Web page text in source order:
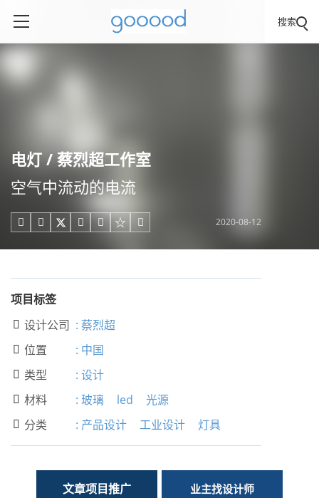
搜索
电灯 / 蔡烈超工作室
空气中流动的电流
     2020-08-12
项目标签
 设计公司 : 蔡烈超
 位置 : 中国
 类型 : 设计
 材料 : 玻璃 led 光源
 分类 : 产品设计 工业设计 灯具
文章项目推广 业主找设计师